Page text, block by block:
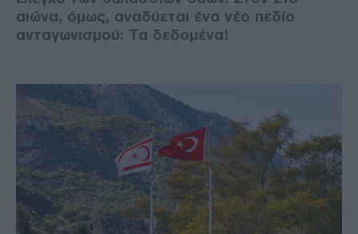
αιώνα, όμως, αναδύεται ένα νέο πεδίο
ανταγωνισμού: Τα δεδομένα!